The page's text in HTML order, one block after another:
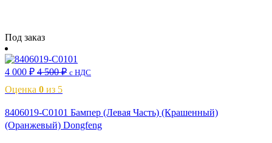
Под заказ
4 000 ₽ 4 500₽ с НДС
Оценка 0 из 5
8406019-C0101 Бампер (Левая Часть) (Крашенный)
(Оранжевый) Dongfeng